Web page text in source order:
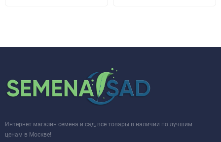
Интернет магазин семена и сад, все товары в наличии по лучшим
ценам в Москве!